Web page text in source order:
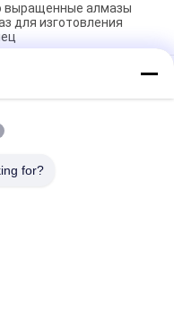
выращенные алмазы
для изготовления
1 карат HPHT
белый
HPHT Алмазная
for?